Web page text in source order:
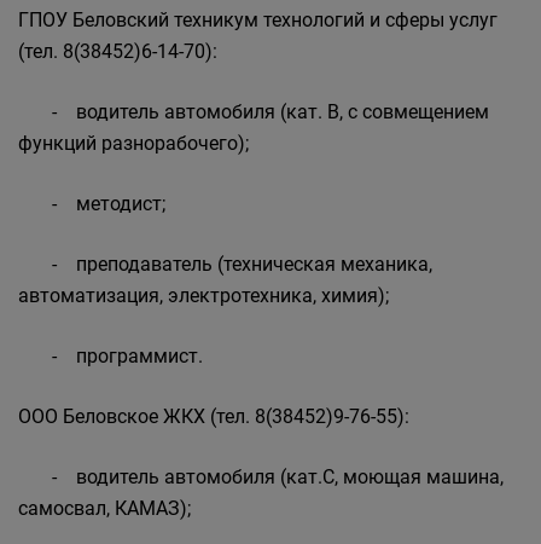
ГПОУ Беловский техникум технологий и сферы услуг
(тел. 8(38452)6-14-70):
- водитель автомобиля (кат. В, с совмещением
функций разнорабочего);
- методист;
- преподаватель (техническая механика,
автоматизация, электротехника, химия);
- программист.
ООО Беловское ЖКХ (тел. 8(38452)9-76-55):
- водитель автомобиля (кат.С, моющая машина,
самосвал, КАМАЗ);